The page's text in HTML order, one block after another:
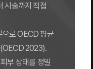
시술까지 직접
으로 OECD 평균
(OECD 2023).
부 상태를 정밀